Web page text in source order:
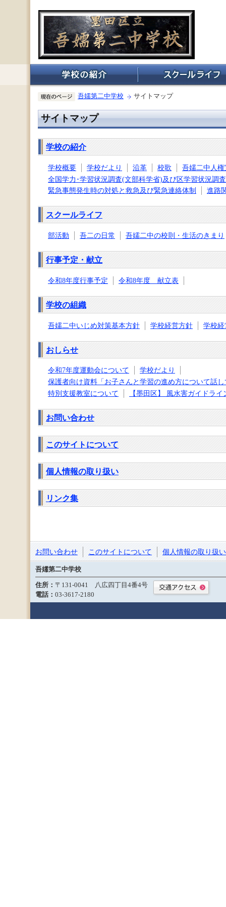
吾嬬第二中学校 サイトマップ
サイトマップ
学校の紹介
学校概要 学校だより 沿革 校歌
吾嬬二中人権
全国学力･学習状況調査(文部科学省)及び区学習状況調査
緊急事態発生時の対処と救急及び緊急連絡体制
進路
スクールライフ
部活動 吾二の日常 吾嬬二中の校則・生活のきまり
行事予定・献立
令和8年度行事予定 令和8年度 献立表
学校の組織
吾嬬二中いじめ対策基本方針 学校経営方針 学校
おしらせ
令和7年度運動会について
学校だより
保護者向け資料「お子さんと学習の進め方について話
特別支援教室について
【墨田区】 風水害ガイドラ
お問い合わせ
このサイトについて
個人情報の取り扱い
リンク集
お問い合わせ このサイトについて 個人情報の取り扱い
吾嬬第二中学校
住所： 〒131-0041 八広四丁目4番4号
電話： 03-3617-2180